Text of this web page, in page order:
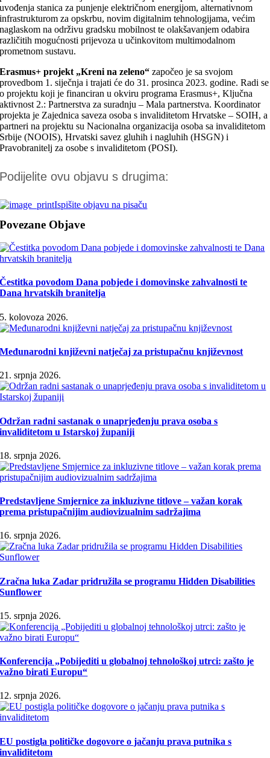
uvođenja stanica za punjenje električnom energijom, alternativnom
infrastrukturom za opskrbu, novim digitalnim tehnologijama, većim
naglaskom na održivu gradsku mobilnost te olakšavanjem odabira
različitih mogućnosti prijevoza u učinkovitom multimodalnom
prometnom sustavu.
Erasmus+ projekt „Kreni na zeleno“ započeo je sa svojom
provedbom 1. siječnja i trajati će do 31. prosinca 2023. godine. Radi se
o projektu koji je financiran u okviru programa Erasmus+, Ključna
aktivnost 2.: Partnerstva za suradnju – Mala partnerstva. Koordinator
projekta je Zajednica saveza osoba s invaliditetom Hrvatske – SOIH, a
partneri na projektu su Nacionalna organizacija osoba sa invaliditetom
Srbije (NOOIS), Hrvatski savez gluhih i nagluhih (HSGN) i
Pravobranitelj za osobe s invaliditetom (POSI).
Podijelite ovu objavu s drugima:
Ispišite objavu na pisaču
Povezane Objave
Čestitka povodom Dana pobjede i domovinske zahvalnosti te
Dana hrvatskih branitelja
5. kolovoza 2026.
Međunarodni književni natječaj za pristupačnu književnost
21. srpnja 2026.
Održan radni sastanak o unaprjeđenju prava osoba s
invaliditetom u Istarskoj županiji
18. srpnja 2026.
Predstavljene Smjernice za inkluzivne titlove – važan korak
prema pristupačnijim audiovizualnim sadržajima
16. srpnja 2026.
Zračna luka Zadar pridružila se programu Hidden Disabilities
Sunflower
15. srpnja 2026.
Konferencija „Pobijediti u globalnoj tehnološkoj utrci: zašto je
važno birati Europu“
12. srpnja 2026.
EU postigla političke dogovore o jačanju prava putnika s
invaliditetom